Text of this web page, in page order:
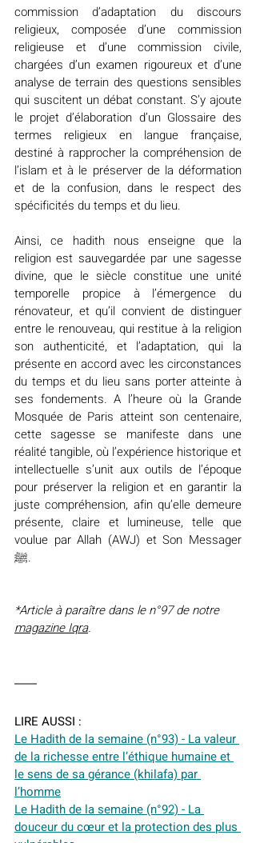
commission d’adaptation du discours
religieux, composée d’une commission
religieuse et d’une commission civile,
chargées d’un examen rigoureux et d’une
analyse de terrain des questions sensibles
qui suscitent un débat constant. S’y ajoute
le projet d’élaboration d’un Glossaire des
termes religieux en langue française,
destiné à rapprocher la compréhension de
l’islam et à le préserver de la déformation
et de la confusion, dans le respect des
spécificités du temps et du lieu.
Ainsi, ce hadith nous enseigne que la
religion est sauvegardée par une sagesse
divine, que le siècle constitue une unité
temporelle propice à l’émergence du
rénovateur, et qu’il convient de distinguer
entre le renouveau, qui restitue à la religion
son authenticité, et l’adaptation, qui la
présente en accord avec les circonstances
du temps et du lieu sans porter atteinte à
ses fondements. A l’heure où la Grande
Mosquée de Paris atteint son centenaire,
cette sagesse se manifeste dans une
réalité tangible, où l’expérience historique et
intellectuelle s’unit aux outils de l’époque
pour préserver la religion et en garantir la
juste compréhension, afin qu’elle demeure
présente, claire et lumineuse, telle que
voulue par Allah (AWJ) et Son Messager
ﷺ.
*Article à paraître dans le n°97 de notre
magazine Iqra.
LIRE AUSSI :
Le Hadith de la semaine (n°93) - La valeur
de la richesse entre l’éthique humaine et
le sens de sa gérance (khilafa) par
l’homme
Le Hadith de la semaine (n°92) - La
douceur du cœur et la protection des plus